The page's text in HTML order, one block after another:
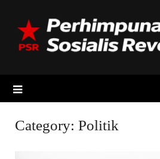
content
Category: Politik